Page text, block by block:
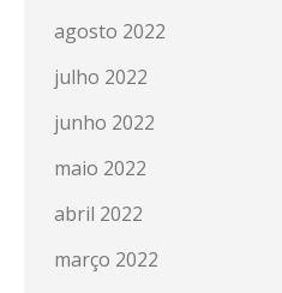
agosto 2022
julho 2022
junho 2022
maio 2022
abril 2022
março 2022